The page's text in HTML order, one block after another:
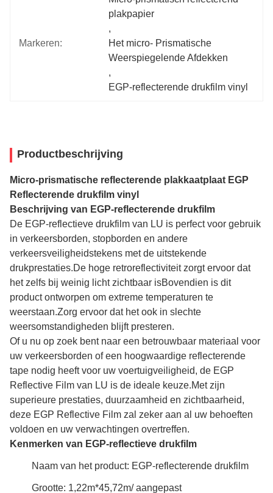
Markeren:
plakpapier
,
Het micro- Prismatische
Weerspiegelende Afdekken
,
EGP-reflecterende drukfilm vinyl
Productbeschrijving
Micro-prismatische reflecterende plakkaatplaat EGP
Reflecterende drukfilm vinyl
Beschrijving van EGP-reflecterende drukfilm
De EGP-reflectieve drukfilm van LU is perfect voor gebruik
in verkeersborden, stopborden en andere
verkeersveiligheidstekens met de uitstekende
drukprestaties.De hoge retroreflectiviteit zorgt ervoor dat
het zelfs bij weinig licht zichtbaar isBovendien is dit
product ontworpen om extreme temperaturen te
weerstaan.Zorg ervoor dat het ook in slechte
weersomstandigheden blijft presteren.
Of u nu op zoek bent naar een betrouwbaar materiaal voor
uw verkeersborden of een hoogwaardige reflecterende
tape nodig heeft voor uw voertuigveiligheid, de EGP
Reflective Film van LU is de ideale keuze.Met zijn
superieure prestaties, duurzaamheid en zichtbaarheid,
deze EGP Reflective Film zal zeker aan al uw behoeften
voldoen en uw verwachtingen overtreffen.
Kenmerken van EGP-reflectieve drukfilm
Naam van het product: EGP-reflecterende drukfilm
Grootte: 1,22m*45,72m/ aangepast